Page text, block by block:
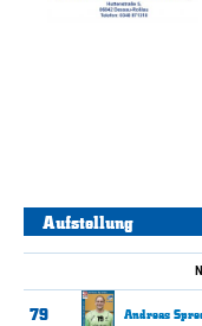
Aufstellung
79 Andreas